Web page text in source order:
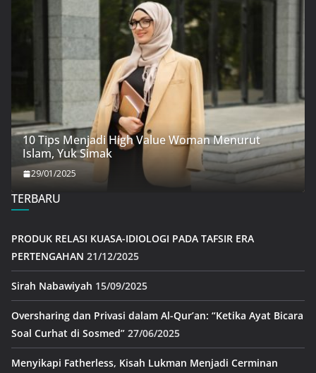
10 Tips Menjadi High Value Woman Menurut
Islam, Yuk Simak
29/01/2025
TERBARU
PRODUK RELASI KUASA-IDIOLOGI PADA TAFSIR ERA
PERTENGAHAN 21/12/2025
Sirah Nabawiyah 15/09/2025
Oversharing dan Privasi dalam Al-Qur’an: “Ketika Ayat Bicara
Soal Curhat di Sosmed” 27/06/2025
Menyikapi Fatherless, Kisah Lukman Menjadi Cerminan